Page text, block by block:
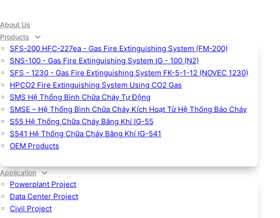
About Us
Products
SFS-200 HFC-227ea - Gas Fire Extinguishing System (FM-200)
SNS-100 - Gas Fire Extinguishing System IG - 100 (N2)
SFS - 1230 - Gas Fire Extinguishing System FK-5-1-12 (NOVEC 1230)
HPCO2 Fire Extinguishing System Using CO2 Gas
SMS Hệ Thống Bình Chữa Cháy Tự Động
SMSE – Hệ Thống Bình Chữa Cháy Kích Hoạt Từ Hệ Thống Báo Cháy
S55 Hệ Thống Chữa Cháy Bằng Khí IG-55
S541 Hệ Thống Chữa Cháy Bằng Khí IG-541
OEM Products
Application
Powerplant Project
Data Center Project
Civil Project